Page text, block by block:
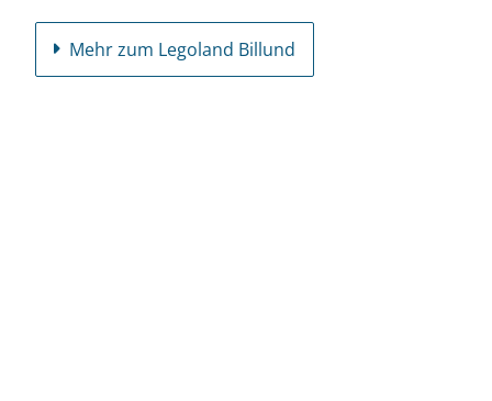
Mehr zum Legoland Billund